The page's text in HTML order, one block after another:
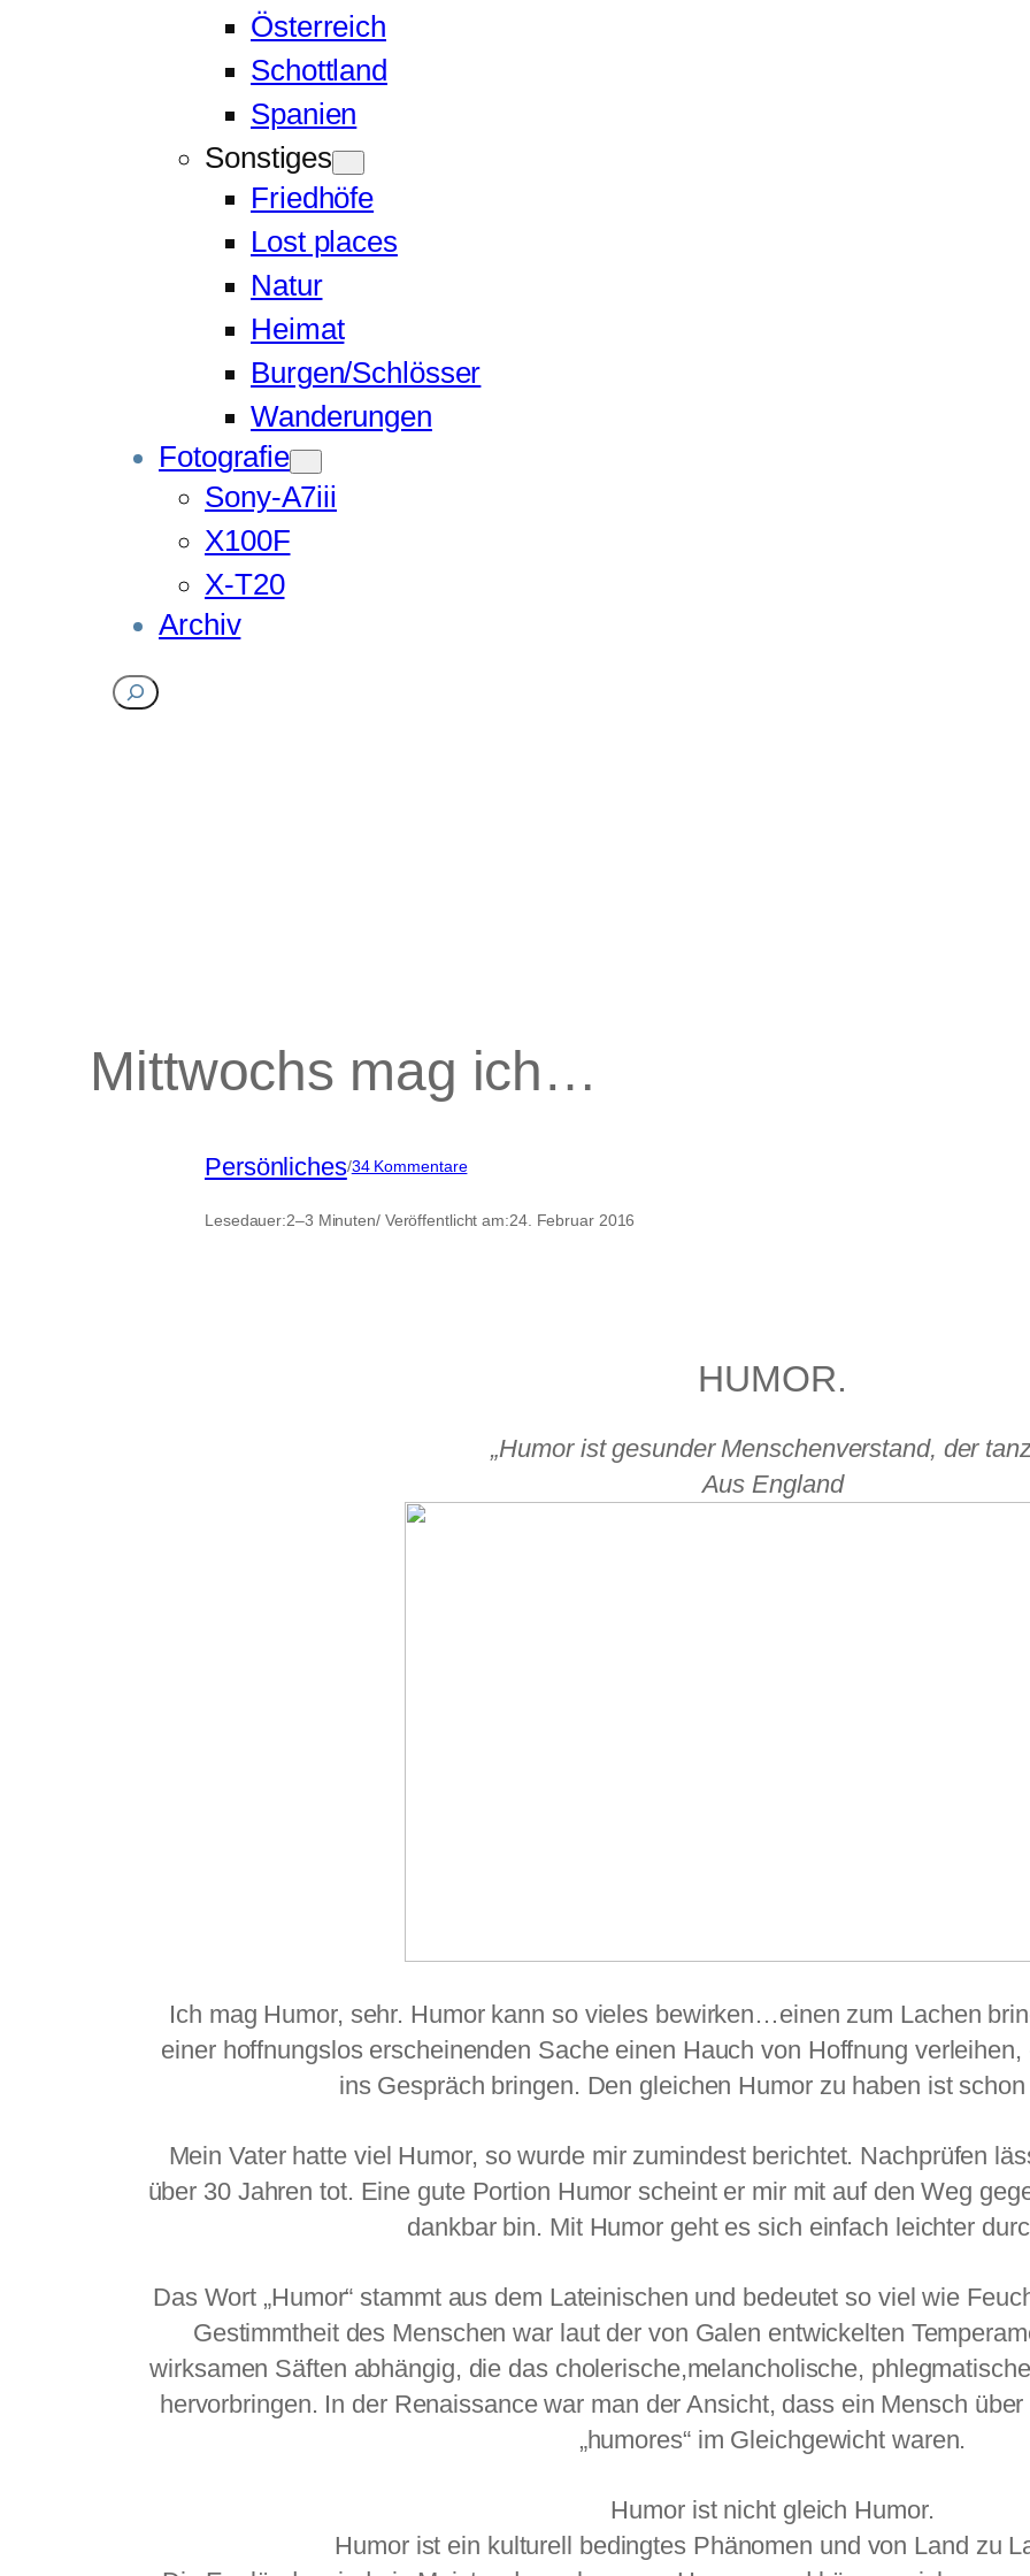
Österreich
Schottland
Spanien
Sonstiges
Friedhöfe
Lost places
Natur
Heimat
Burgen/Schlösser
Wanderungen
Fotografie
Sony-A7iii
X100F
X-T20
Archiv
Suchen
Mittwochs mag ich…
Persönliches/34 Kommentarezu
ich…
Lesedauer:2–3 Minuten/ Veröffentlicht am:24. Februar 2016
HUMOR.
„Humor ist gesunder Menschenverstand, der
Aus England
Ich mag Humor, sehr. Humor kann so vieles bewirken…einen zum Lachen
einer hoffnungslos erscheinenden Sache einen Hauch von Hoffnung
ins Gespräch bringen. Den gleichen Humor zu haben ist
Mein Vater hatte viel Humor, so wurde mir zumindest berichtet. Nachprüfen
über 30 Jahren tot. Eine gute Portion Humor scheint er mir mit auf den Weg
dankbar bin. Mit Humor geht es sich einfach leichter
Das Wort „Humor“ stammt aus dem Lateinischen und bedeutet so viel wie
Gestimmtheit des Menschen war laut der von Galen entwickelten
wirksamen Säften abhängig, die das cholerische,melancholische,
hervorbringen. In der Renaissance war man der Ansicht, dass ein Mensch
„humores“ im Gleichgewicht waren.
Humor ist nicht gleich Humor.
Humor ist ein kulturell bedingtes Phänomen und von Land zu